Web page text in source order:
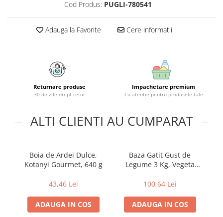
Maturi, mopuri si galeti
Accesorii maturi, mopuri & galeti
Produse curatare casa si exterior
Servetele umede antibacteriene
Solutie curatat mobila
Solutie curatat geamuri
Insecticide & capcane
Produse ingrijire incaltaminte si
Masini curatat pardoseli
Odorizant camera
Geluri si deodorante igiena intima
Tampoane si absorbante
Scutece adulti
Produse cu protectie solara
Igiena dentara
Pasta de dinti
Machiaj
Alcool sanitar
Cod Produs: PUGLI-780541
Adauga la Favorite Cere informatii
Returnare produse
30 de zile drept retur
Impachetare premium
Cu atentie pentru produsele tale
ALTI CLIENTI AU CUMPARAT
Boia de Ardei Dulce,
Kotanyi Gourmet, 640 g
43,46 Lei
ADAUGA IN COS
Baza Gatit Gust de
Legume 3 Kg, Vegeta
100,64 Lei
ADAUGA IN COS